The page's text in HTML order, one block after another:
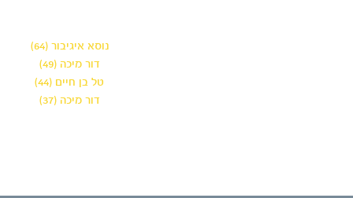
נוסא איגיבור (64)
דור מיכה (49)
טל בן חיים (44)
דור מיכה (37)